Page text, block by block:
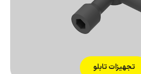
تجهیزات تابلو